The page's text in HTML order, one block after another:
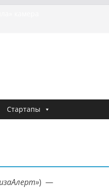
Стартапы
) —